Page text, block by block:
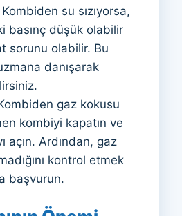
Kombiden su sızıyorsa,
basınç düşük olabilir
sorunu olabilir. Bu
danışarak
gaz kokusu
kombiyi kapatın ve
açın. Ardından, gaz
kontrol etmek
başvurun.